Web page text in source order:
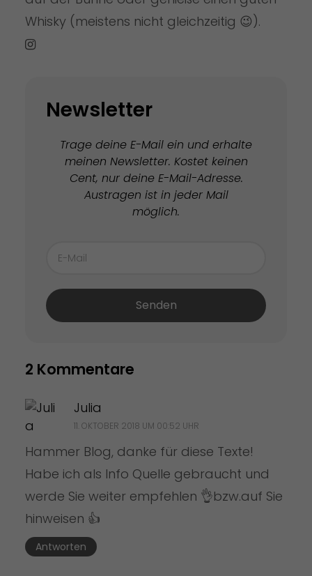
Whisky (meistens nicht gleichzeitig 😉).
Newsletter
Trage deine E-Mail ein und erhalte
meinen Newsletter. Kostet keinen
Cent, nur deine E-Mail-Adresse.
Austragen ist in jeder Mail
möglich.
Senden
2 Kommentare
Julia
11. OKTOBER 2018 UM 00:52 UHR
Hammer Blog, danke für diese Texte!
Habe ich als Info Quelle gebraucht und
werde Sie weiter empfehlen 👌bzw.auf Sie
hinweisen 👍
Antworten